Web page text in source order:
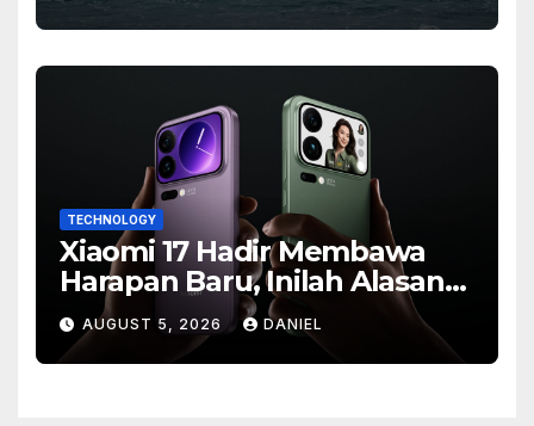
TECHNOLOGY
Xiaomi 17 Hadir Membawa
Harapan Baru, Inilah Alasan
Banyak Orang Menantikan
Ponsel Flagship Ini
AUGUST 5, 2026 DANIEL